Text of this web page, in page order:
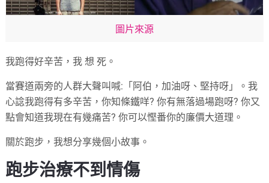
圖片來源
我跑得好辛苦，我 想 死。
當賽道兩旁的人群大聲叫喊:「阿伯，加油呀、堅持呀」。我
心諗我跑得有多辛苦，你知條鐵咩? 你有無落過場跑呀? 你又
點會知道我現在有幾痛苦? 你可以慳番你的廉價大道理。
關於跑步，我想分享幾個小故事。
跑步治療不到情傷